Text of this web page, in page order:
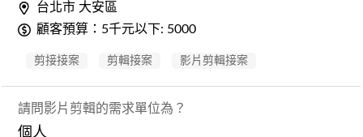
台北市 大安區
顧客預算：5千元以下: 5000
剪接接案 剪輯接案 影片剪輯接案
請問影片剪輯的需求單位為？
個人